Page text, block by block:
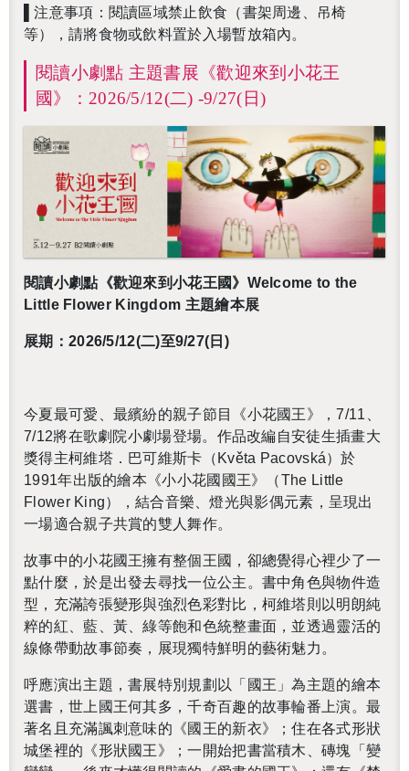
▌注意事項：閱讀區域禁止飲食（書架周邊、吊椅
等），請將食物或飲料置於入場暫放箱內。
閱讀小劇點 主題書展《歡迎來到小花王
國》：2026/5/12(二) -9/27(日)
閱讀小劇點《歡迎來到小花王國》Welcome to the
Little Flower Kingdom 主題繪本展
展期：2026/5/12(二)至9/27(日)
今夏最可愛、最繽紛的親子節目《小花國王》，7/11
7/12將在歌劇院小劇場登場。作品改編自安徒生插畫大
獎得主柯維塔．巴可維斯卡（ Květa Pacovská）於
1991年出版的繪本《小小花國國王》（The Little
Flower King），結合音樂、燈光與影偶元素，呈現出
一場適合親子共賞的雙人舞作。
故事中的小花國王擁有整個王國，卻總覺得心裡少了一
點什麼，於是出發去尋找一位公主。書中角色與物件造
型 ， 充滿誇張變形與強烈色彩對比，柯維塔則以明朗純
粹的紅、藍、黃、綠等飽和色統整畫面，並透過靈活的
線條帶動故事節奏，展現獨特鮮明的藝術魅力。
呼應演出主題，書展特別規劃以「國王」為主題的繪本
選書，世上國王何其多，千奇百趣的故事輪番上演。最
著名且充滿諷刺意味的《國王的新衣》；住在各式形狀
城堡裡的《形狀國王》；一開始把書當積木、磚塊「變